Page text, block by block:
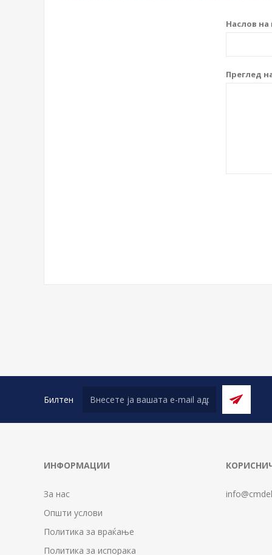
Наслов на
Преглед
Билтен
ИНФОРМАЦИИ
За нас
Општи услови
Политика за враќање
Политика за испорака